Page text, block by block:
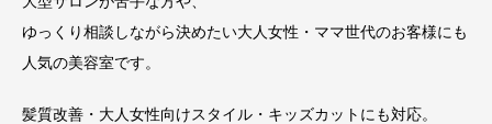
ゆっくり相談しながら決めたい大人女性・ママ世代のお客様にも
人気の美容室です。
髪質改善・大人女性向けスタイル・キッズカットにも対応。